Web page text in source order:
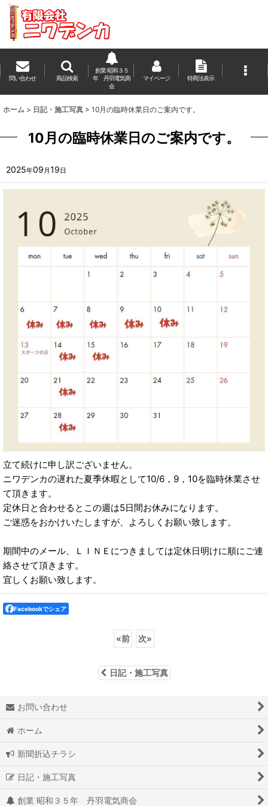
問い合わせ 商品検索
創業 昭和３５
年 丹羽電気商
会
マイページ 特商法表示
ホーム > 日記・施工写真 > 10月の臨時休業日のご案内です。
10月の臨時休業日のご案内です。
2025年09 月19日
立て続けに申し訳ございません。
ニワデンカの遅れた夏季休暇として10/6，9，10を臨時休業させ
て頂きます。
定休日と合わせるとこの週は5日間お休みになります。
ご迷惑をおかけいたしますが、よろしくお願い致します。
期間中のメール、ＬＩＮＥにつきましては定休日明けに順にご連
絡させて頂きます。
宜しくお願い致します。
Facebookでシェア
«前 次»
日記・施工写真
お問い合わせ
ホーム
新聞折込チラシ
日記・施工写真
創業 昭和３５年 丹羽電気商会